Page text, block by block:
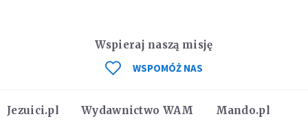
Jezuici.pl Wydawnictwo WAM Mando.pl
Wspieraj naszą misję
WSPOMÓŻ NAS